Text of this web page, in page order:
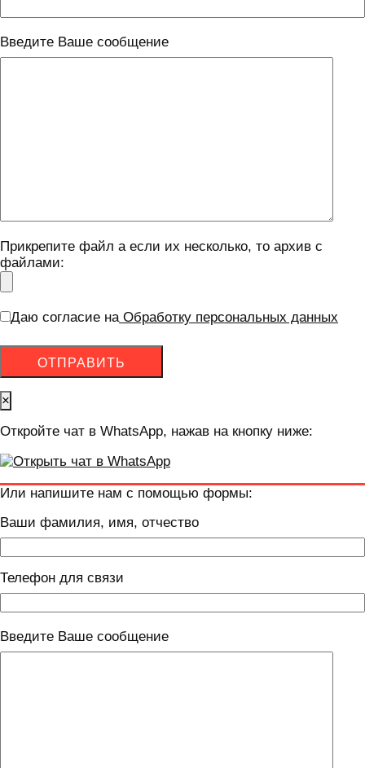
Введите Ваше сообщение
Прикрепите файл а если их несколько, то архив с
файлами:
Даю согласие наОбработку персональных данных
×
Откройте чат в WhatsApp, нажав на кнопку ниже:
Или напишите нам с помощью формы:
Ваши фамилия, имя, отчество
Телефон для связи
Введите Ваше сообщение